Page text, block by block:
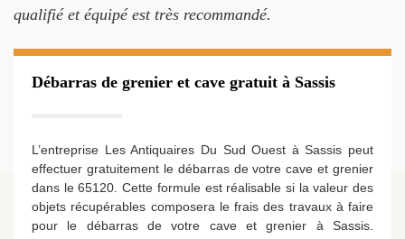
qualifié et équipé est très recommandé.
Débarras de grenier et cave gratuit à Sassis
L’entreprise Les Antiquaires Du Sud Ouest à Sassis peut
effectuer gratuitement le débarras de votre cave et grenier
dans le 65120. Cette formule est réalisable si la valeur des
objets récupérables composera le frais des travaux à faire
pour le débarras de votre cave et grenier à Sassis.